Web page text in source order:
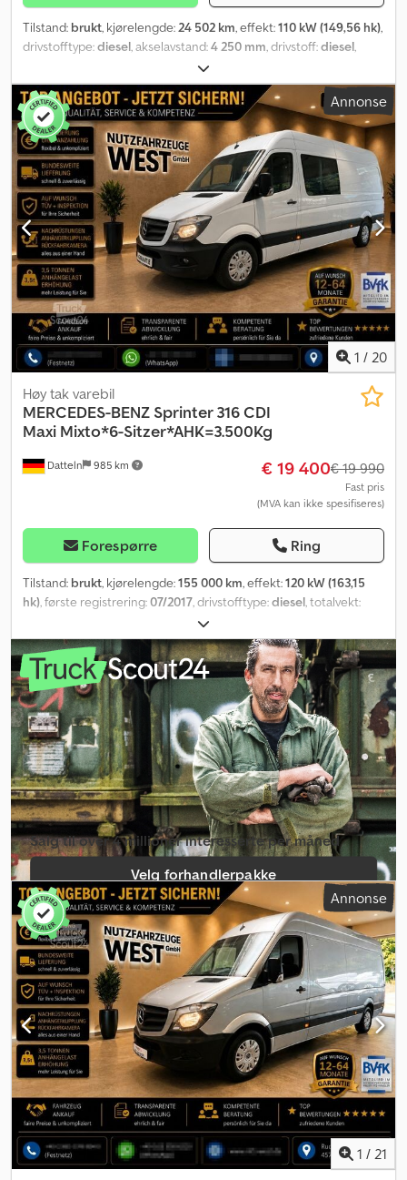
Tilstand: brukt, kjørelengde: 24 502 km, effekt:110 kW (149,56 hk),
drivstofftype:diesel , akselavstand:4 250 mm , drivstoff:diesel
, Byggeår:
Annonse
1 / 20
Datteln 985 km
Høy tak varebil
MERCEDES-BENZ Sprinter 316 CDI
Maxi Mixto*6-Sitzer*AHK=3.500Kg
€ 19 400€ 19 990
Fast pris
(MVA kan ikke spesifiseres)
Forespørre Ring
Tilstand: brukt, kjørelengde:155 000 km, effekt:120 kW (163,15
hk), første registrering:07/2017, drivstofftype:diesel, totalvekt:
mekanisk
antall seter:6, total lengde:7 000 mm, lasteromslengde:3 300
mm, Utstyr:partikkelfilter, sentral låsing,
Salg til over 4 millioner interesserte per måned
Velg forhandlerpakke
Opprett enkeltannonse
Annonse
1 / 21